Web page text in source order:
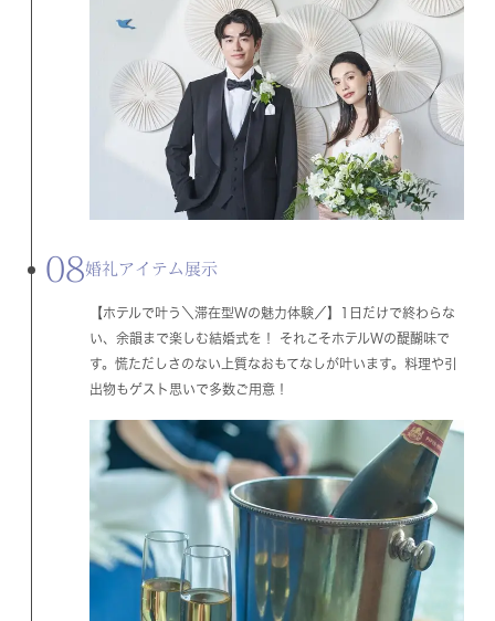
08婚礼アイテム展示
【ホテルで叶う＼滞在型Wの魅力体験／】1日だけで終わらな
い、余韻まで楽しむ結婚式を！ それこそホテルWの醍醐味で
す。慌ただしさのない上質なおもてなしが叶います。料理や引
出物もゲスト思いで多数ご用意！